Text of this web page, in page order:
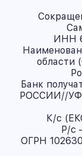
ИНН
области
Банк
РОССИИ//
К/с
Р/с
ОГРН